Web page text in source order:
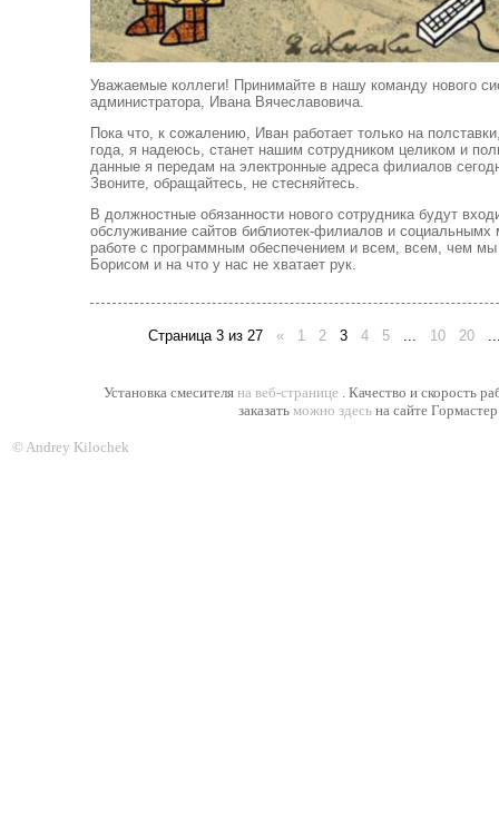
Уважаемые коллеги! Принимайте в нашу команду нового
администратора, Ивана Вячеславовича.
Пока что, к сожалению, Иван работает только на
года, я надеюсь, станет нашим сотрудником целиком и
данные я передам на электронные адреса филиалов
Звоните, обращайтесь, не стесняйтесь.
В должностные обязанности нового сотрудника будут
обслуживание сайтов библиотек-филиалов и
работе с программным обеспечением и всем, всем, чем
Борисом и на что у нас не хватает рук.
Страница 3 из 27 « 1 2 3 4 5 ... 10 20
Установка смесителяна веб-странице . Качество и скорость
заказать можно здесь на сайте Гормастер
© Andrey Kilochek